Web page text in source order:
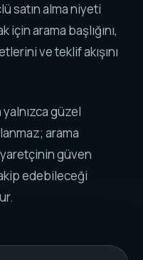
satın alma niyeti
için arama başlığını,
ve teklif akışını
güzel
arama
güven
edebileceği